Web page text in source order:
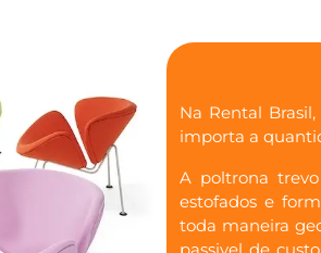
Na Rental
importa a
A poltrona
estofados e
toda maneira